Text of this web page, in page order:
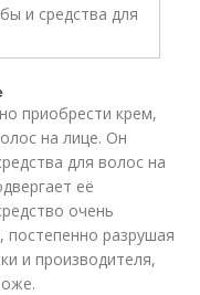
приобрести крем,
на лице. Он
для волос на
её
очень
постепенно разрушая
и производителя,